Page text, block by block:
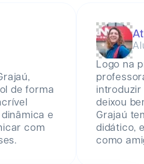
de forma
e
com
Logo na
introduzir
deixou
Grajaú
didático,
como